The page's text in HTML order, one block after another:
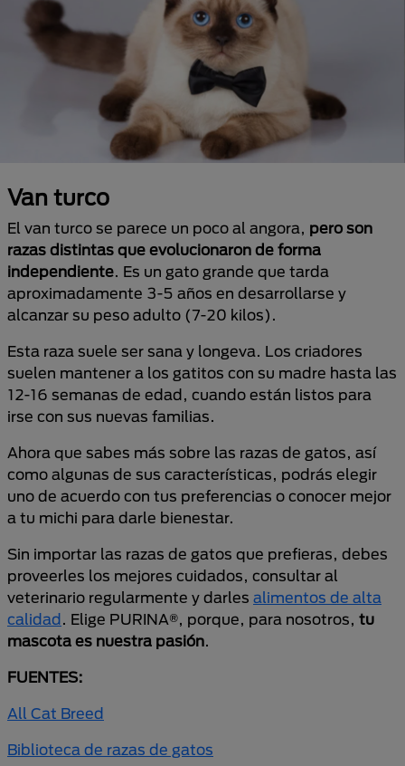
Van turco
El van turco se parece un poco al angora, pero son
razas distintas que evolucionaron de forma
independiente. Es un gato grande que tarda
aproximadamente 3-5 años en desarrollarse y
alcanzar su peso adulto (7-20 kilos).
Esta raza suele ser sana y longeva. Los criadores
suelen mantener a los gatitos con su madre hasta las
12-16 semanas de edad, cuando están listos para
irse con sus nuevas familias.
Ahora que sabes más sobre las razas de gatos, así
como algunas de sus características, podrás elegir
uno de acuerdo con tus preferencias o conocer mejor
a tu michi para darle bienestar.
Sin importar las razas de gatos que prefieras, debes
proveerles los mejores cuidados, consultar al
veterinario regularmente y darles alimentos de alta
calidad. Elige PURINA®, porque, para nosotros, tu
mascota es nuestra pasión.
FUENTES:
All Cat Breed
Biblioteca de razas de gatos